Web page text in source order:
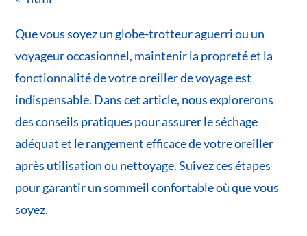
Que vous soyez un globe-trotteur aguerri ou un
voyageur occasionnel, maintenir la propreté et la
fonctionnalité de votre oreiller de voyage est
indispensable. Dans cet article, nous explorerons
des conseils pratiques pour assurer le séchage
adéquat et le rangement efficace de votre oreiller
après utilisation ou nettoyage. Suivez ces étapes
pour garantir un sommeil confortable où que vous
soyez.